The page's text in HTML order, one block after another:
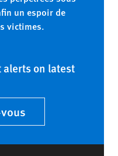
un espoir de
victimes.
alerts on latest